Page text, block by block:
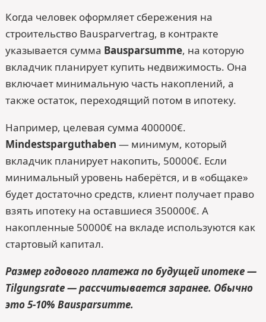
Когда человек оформляет сбережения на
строительство Bausparvertrag, в контракте
указывается сумма Bausparsumme, на которую
вкладчик планирует купить недвижимость. Она
включает минимальную часть накоплений, а
также остаток, переходящий потом в ипотеку.
Например, целевая сумма 400000€.
Mindestsparguthaben — минимум, который
вкладчик планирует накопить, 50000€. Если
минимальный уровень наберётся, и в «общаке»
будет достаточно средств, клиент получает право
взять ипотеку на оставшиеся 350000€. А
накопленные 50000€ на вкладе используются как
стартовый капитал.
Размер годового платежа по будущей ипотеке —
Tilgungsrate — рассчитывается заранее. Обычно
это 5-10% Bausparsumme.